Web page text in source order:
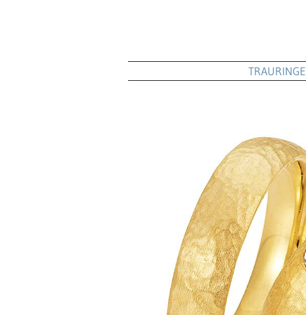
TRAURINGE